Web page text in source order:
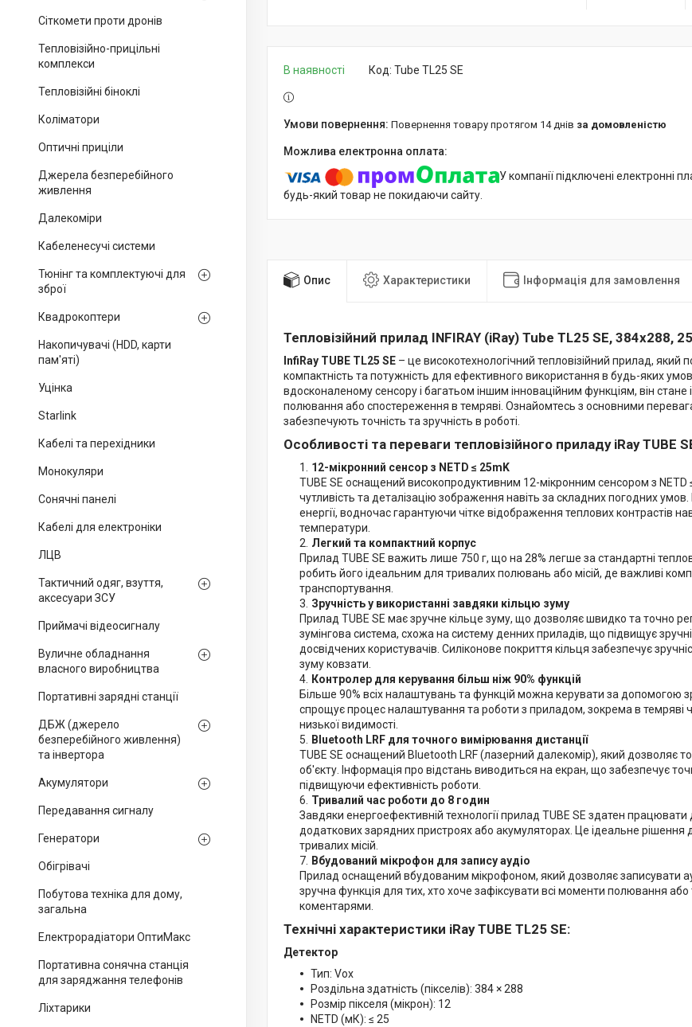
Сіткомети проти дронів
Тепловізійно-прицільні
комплекси
Тепловізійні біноклі
Коліматори
Оптичні приціли
Джерела безперебійного
живлення
Далекоміри
Кабеленесучі системи
Тюнінг та комплектуючі для
зброї
Квадрокоптери
Накопичувачі (HDD, карти
пам'яті)
Уцінка
Starlink
Кабелі та перехідники
Монокуляри
Сонячні панелі
Кабелі для електроніки
ЛЦВ
Тактичний одяг, взуття,
аксесуари ЗСУ
Приймачі відеосигналу
Вуличне обладнання
власного виробництва
Портативні зарядні станції
ДБЖ (джерело
безперебійного живлення)
та інвертора
Акумулятори
Передавання сигналу
Генератори
Обігрівачі
Побутова техніка для дому,
загальна
Електрорадіатори ОптиМакс
Портативна сонячна станція
для заряджання телефонів
Ліхтарики
В наявності Код: Tube TL25 SE
повернення товару протягом 14 днів за домовленістю
У компанії підключені електронні
будь-який товар не покидаючи сайту.
Опис Характеристики Інформація для замовлення
Тепловізійний прилад INFIRAY (iRay) Tube TL25 SE, 384x288,
InfiRay TUBE TL25 SE – це високотехнологічний тепловізійний прилад, який
компактність та потужність для ефективного використання в будь-яких
вдосконаленому сенсору і багатьом іншим інноваційним функціям, він
полювання або спостереження в темряві. Ознайомтесь з основними
забезпечують точність та зручність в роботі.
Особливості та переваги тепловізійного приладу iRay TUBE
12-мікронний сенсор з NETD ≤ 25mK
TUBE SE оснащений високопродуктивним 12-мікронним сенсором з NETD
чутливість та деталізацію зображення навіть за складних погодних
енергії, водночас гарантуючи чітке відображення теплових контрастів
температури.
Легкий та компактний корпус
Прилад TUBE SE важить лише 750 г, що на 28% легше за стандартні
робить його ідеальним для тривалих полювань або місій, де важливі
транспортування.
Зручність у використанні завдяки кільцю зуму
Прилад TUBE SE має зручне кільце зуму, що дозволяє швидко та точно
зумінгова система, схожа на систему денних приладів, що підвищує
досвідчених користувачів. Силіконове покриття кільця забезпечує
зуму ковзати.
Контролер для керування більш ніж 90% функцій
Більше 90% всіх налаштувань та функцій можна керувати за допомогою
спрощує процес налаштування та роботи з приладом, зокрема в темряві
низької видимості.
Bluetooth LRF для точного вимірювання дистанції
TUBE SE оснащений Bluetooth LRF (лазерний далекомір), який дозволяє
об'єкту. Інформація про відстань виводиться на екран, що забезпечує
підвищуючи ефективність роботи.
Тривалий час роботи до 8 годин
Завдяки енергоефективній технології прилад TUBE SE здатен працювати
додаткових зарядних пристроях або акумуляторах. Це ідеальне рішення
тривалих місій.
Вбудований мікрофон для запису аудіо
Прилад оснащений вбудованим мікрофоном, який дозволяє записувати
зручна функція для тих, хто хоче зафіксувати всі моменти полювання
коментарями.
Технічні характеристики iRay TUBE TL25 SE:
Детектор
Тип: Vox
Роздільна здатність (пікселів): 384 × 288
Розмір пікселя (мікрон): 12
NETD (мК): ≤ 25